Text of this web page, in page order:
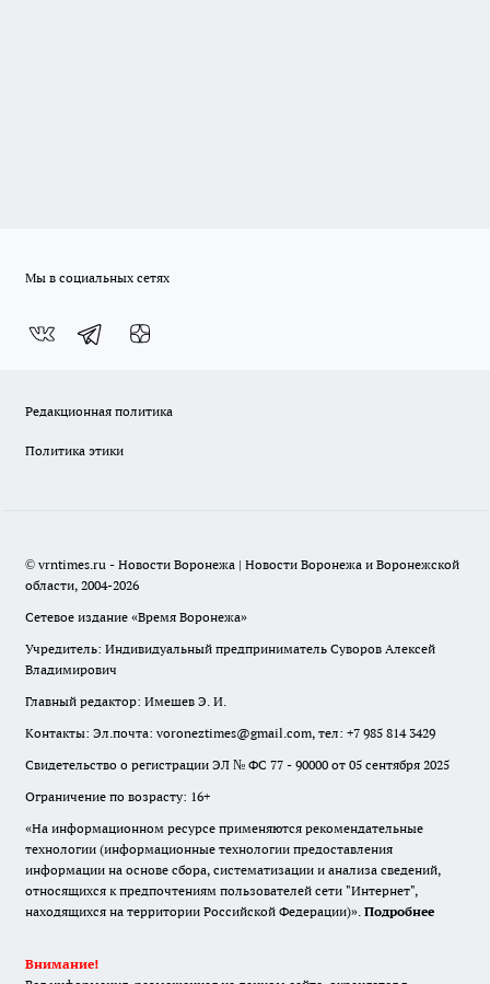
Мы в социальных сетях
Редакционная политика
Политика этики
© vrntimes.ru - Новости Воронежа | Новости Воронежа и Воронежской
области, 2004-2026
Сетевое издание «Время Воронежа»
Учредитель: Индивидуальный предприниматель Суворов Алексей
Владимирович
Главный редактор: Имешев Э. И.
Контакты: Эл.почта: voroneztimes@gmail.com, тел: +7 985 814 3429
Свидетельство о регистрации ЭЛ № ФС 77 - 90000 от 05 сентября 2025
Ограничение по возрасту: 16+
«На информационном ресурсе применяются рекомендательные
технологии (информационные технологии предоставления
информации на основе сбора, систематизации и анализа сведений,
относящихся к предпочтениям пользователей сети "Интернет",
находящихся на территории Российской Федерации)». Подробнее
Внимание!